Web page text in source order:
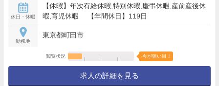
休日・休暇
【休暇】年次有給休暇,特別休暇,慶弔休暇,産前産後休
暇,育児休暇 【年間休日】119日
勤務地
東京都町田市
閲覧状況 今が狙い目！
求人の詳細を見る